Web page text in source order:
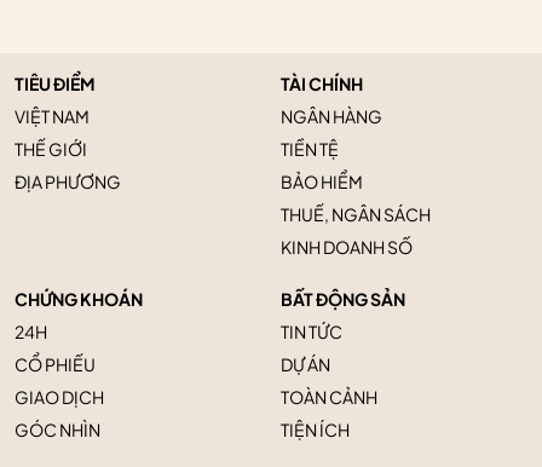
TIÊU ĐIỂM
VIỆT NAM
THẾ GIỚI
ĐỊA PHƯƠNG
TÀI CHÍNH
NGÂN HÀNG
TIỀN TỆ
BẢO HIỂM
THUẾ, NGÂN SÁCH
KINH DOANH SỐ
CHỨNG KHOÁN
24H
CỔ PHIẾU
GIAO DỊCH
GÓC NHÌN
BẤT ĐỘNG SẢN
TIN TỨC
DỰ ÁN
TOÀN CẢNH
TIỆN ÍCH